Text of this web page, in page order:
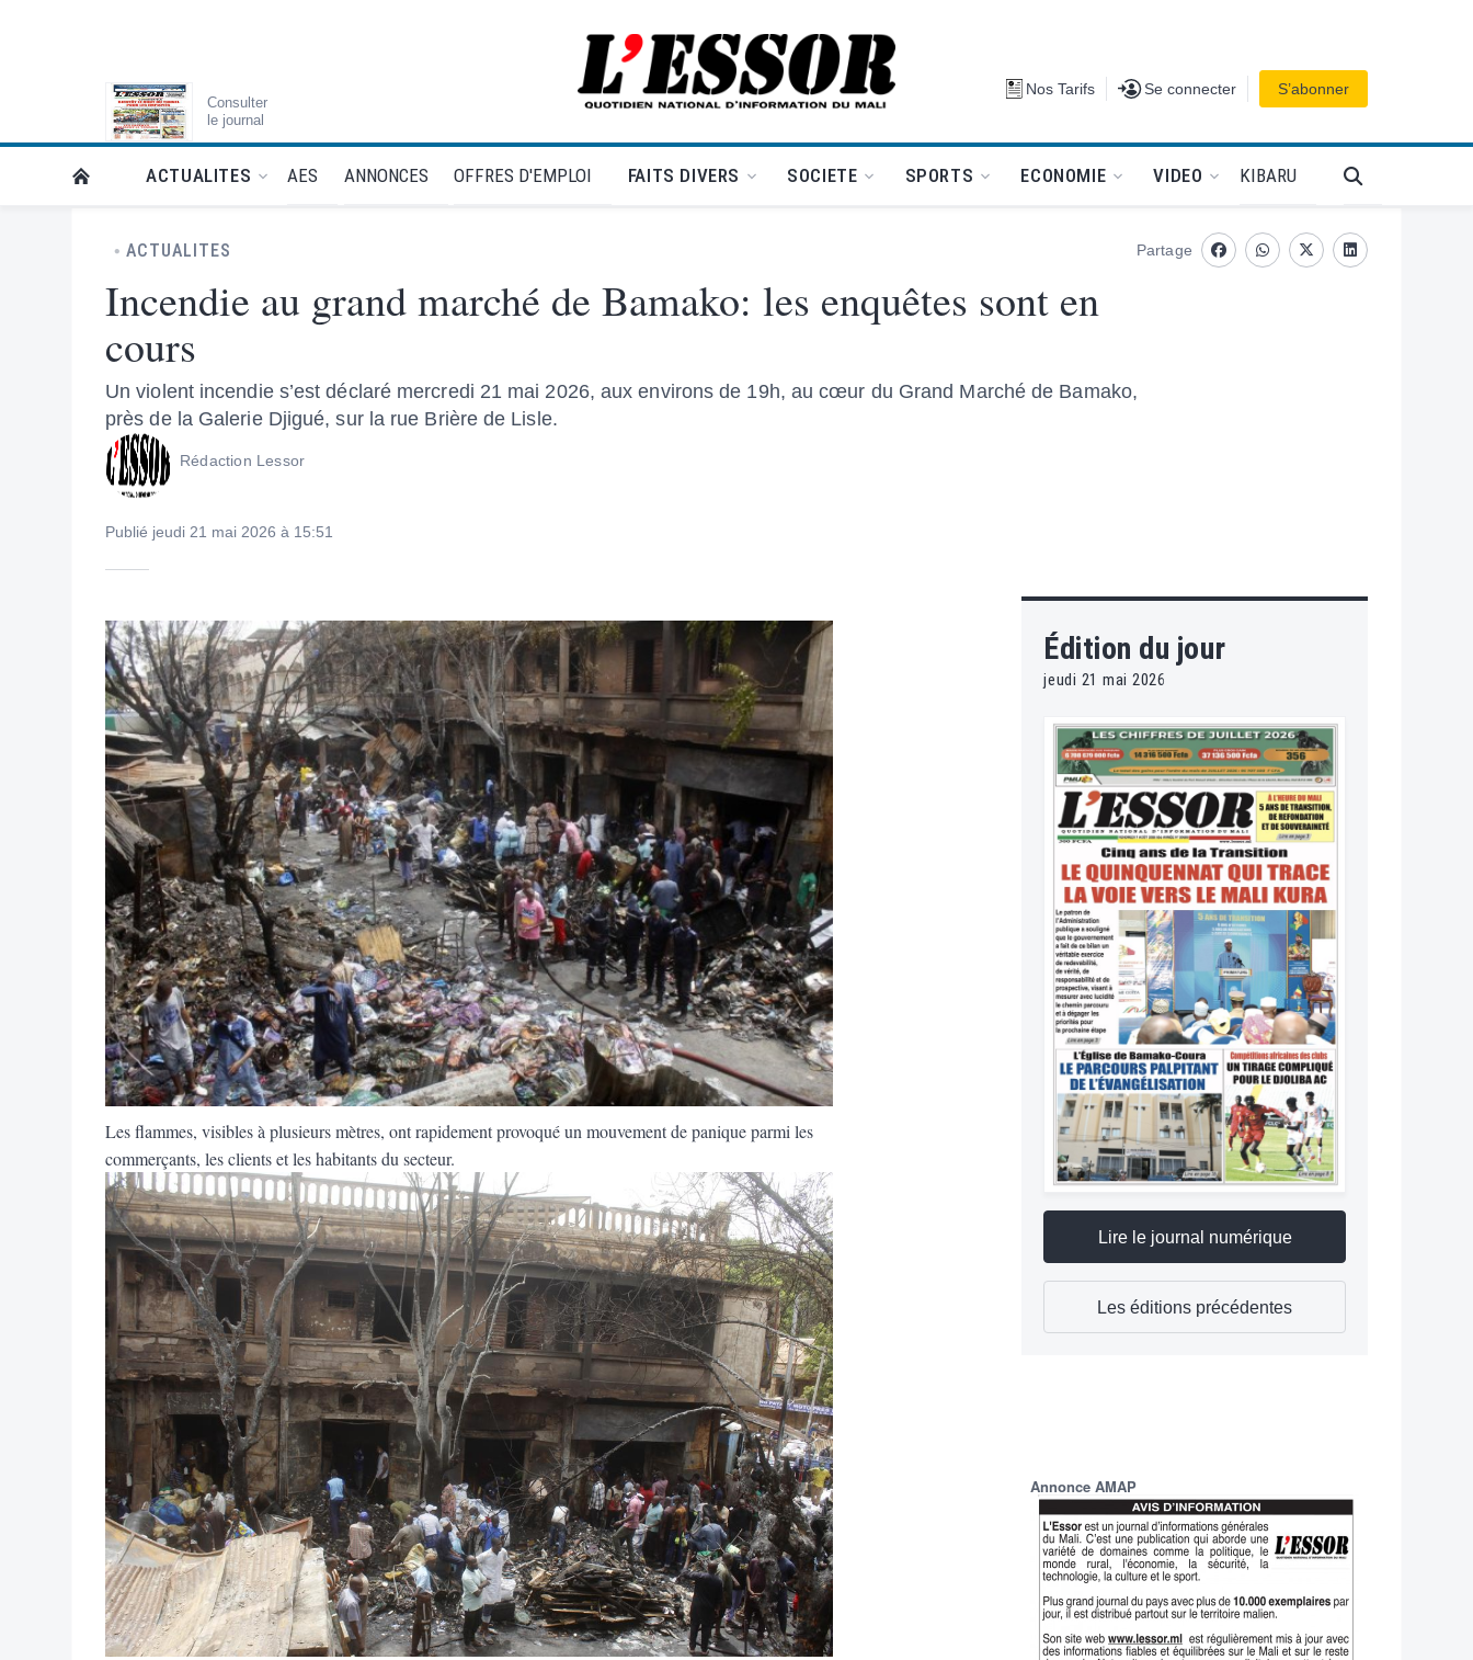
Consulter
le journal
L'Essor - retour à la une Nos Tarifs Se connecter
Se connecter S’abonner
RETOUR À LA PAGE D’ACCUEIL DE L'ESSOR
ACTUALITES AES ANNONCES OFFRES D'EMPLOI FAITS DIVERS SOCIETE SPORTS ECONOMIE VIDEO KIBARU
ACTUALITES
Incendie au grand marché de Bamako: les enquêtes sont en
cours
Un violent incendie s’est déclaré mercredi 21 mai 2026, aux environs de 19h, au cœur du Grand Marché de Bamako,
près de la Galerie Djigué, sur la rue Brière de Lisle.
Rédaction Lessor
Publié jeudi 21 mai 2026 à 15:51
Partage
FacebookwhatsappTwitterLinkedin
Les flammes, visibles à plusieurs mètres, ont rapidement provoqué un mouvement de panique parmi les
commerçants, les clients et les habitants du secteur.
Édition du jour
jeudi 21 mai 2026
Lire le journal numérique
Les éditions précédentes
Annonce AMAP